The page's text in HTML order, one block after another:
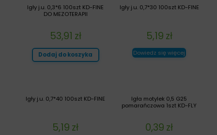
Igły j.u. 0,7*30 100szt KD-FINE
5,19 zł
Dowiedz się więcej
Igły j.u. 0,3*6 100szt KD-FINE
DO MEZOTERAPII
53,91 zł
Dodaj do koszyka
Igła motylek 0,5 G25
pomarańczowa 1szt KD-FLY
0,39 zł
Igły j.u. 0,7*40 100szt KD-FINE
5,19 zł